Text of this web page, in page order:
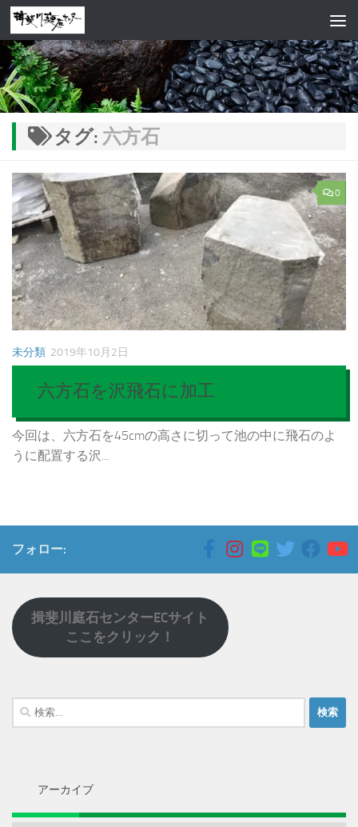
コンテンツへスキップ
タグ: 六方石
0
未分類 2019年10月2日
六方石を沢飛石に加工
今回は、六方石を45cmの高さに切って池の中に飛石のよ
うに配置する沢...
フォロー:
揖斐川庭石センターECサイト
ここをクリック！
検
索:
アーカイブ